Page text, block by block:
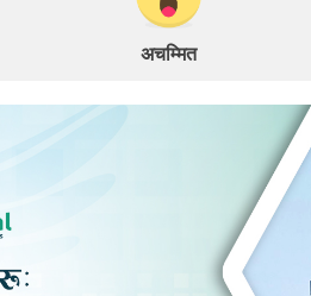
अचम्मित